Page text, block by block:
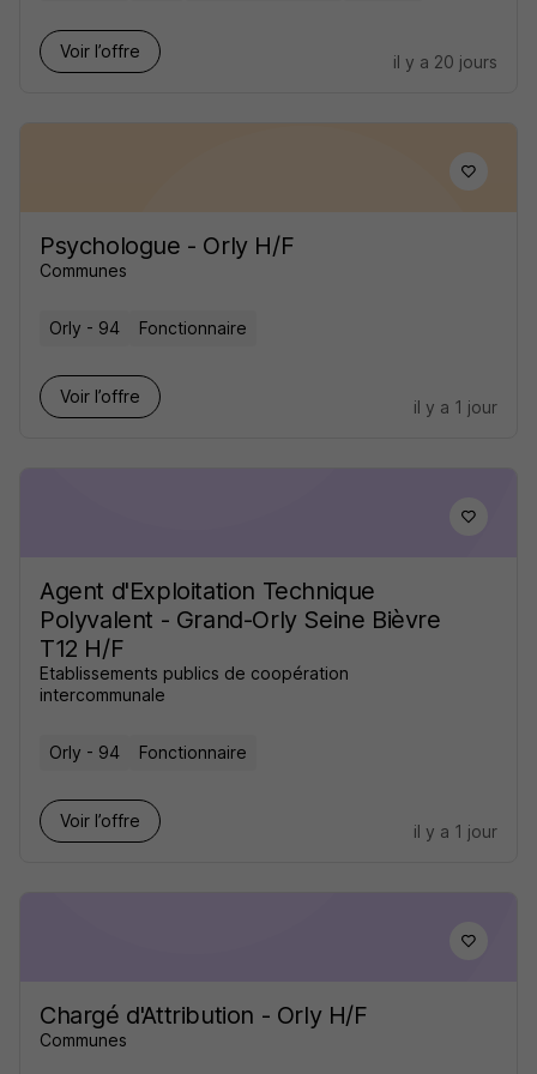
Voir l’offre
il y a 20 jours
Psychologue - Orly H/F
Communes
Orly - 94 Fonctionnaire
Voir l’offre
il y a 1 jour
Agent d'Exploitation Technique
Polyvalent - Grand-Orly Seine Bièvre
T12 H/F
Etablissements publics de coopération
intercommunale
Orly - 94 Fonctionnaire
Voir l’offre
il y a 1 jour
Chargé d'Attribution - Orly H/F
Communes